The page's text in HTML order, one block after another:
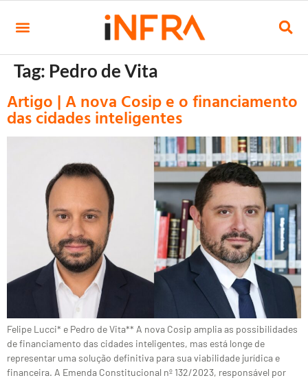
Tag: Pedro de Vita
Artigo | A nova Cosip e o financiamento
das cidades inteligentes
Felipe Lucci* e Pedro de Vita** A nova Cosip amplia as possibilidades
de financiamento das cidades inteligentes, mas está longe de
representar uma solução definitiva para sua viabilidade jurídica e
financeira. A Emenda Constitucional nº 132/2023, responsável por